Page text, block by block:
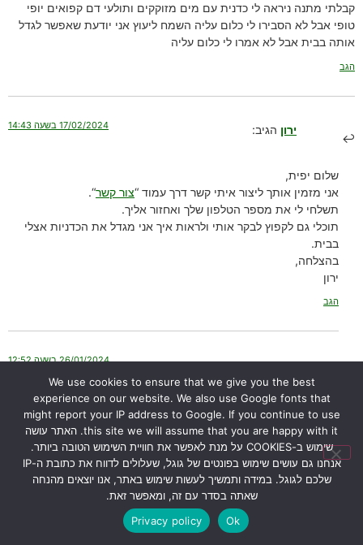
קבלתי מתנה ניראה לי כדנית עם מים מזוקקים ותולעי דם קפואים יופי
טופי אבל לא הסבירו לי כלום עליה השמח ליעוץ אני יודעת שאפשר לגדל
אותה בבית אבל לא אמרו לי כלום עליה
הגב
ירון הגיב: 17/02/2024 בשעה 14:43
שלום יפית,
אני מזמין אותך ליצור איתי קשר דרך עמוד “צור קשר“.
תשלחי לי את מספר הטלפון שלך ואחזור אליך.
תוכלי גם לקפוץ לבקר אותי ולראות איך אני מגדל את הכדניות אצלי
בבית.
בהצלחה,
ירון
הגב
אורי דרור הגיב: 26/01/2024 בשעה 12:52
הי ירון הכדנית
שלי נראת טוב ומוציאה עלים חדשים, אבל בכל זאת הגבעול שעליו נוצרים
הכדים משחיר, והעלה עצמו נראה טוב
מה עלי לעשות?
We use cookies to ensure that we give you the best
experience on our website. We also use Google fonts that
might report your IP address to Google. If you continue to use
this site we will assume that you are happy with it. האתר עושה
שימוש ב-COOKIES על מנת לאפשר את חוויית השימוש הטובה ביותר.
אנחנו גם עושים שימוש בפונטים של גוגל, שעלולים לדווח את כתובת ה-IP
שלכם לגוגל. במידה ותמשיך לעשות שימוש באתר, אנו יוצאים מהנחה
שאתה בסדר עם זה, ומאפשר זאת.
Ok
Privacy policy